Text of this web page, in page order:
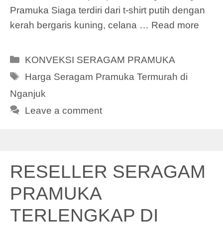
Pramuka Siaga terdiri dari t-shirt putih dengan
kerah bergaris kuning, celana … Read more
Categories
KONVEKSI SERAGAM PRAMUKA
Tags
Harga Seragam Pramuka Termurah di
Nganjuk
Leave a comment
RESELLER SERAGAM
PRAMUKA
TERLENGKAP DI